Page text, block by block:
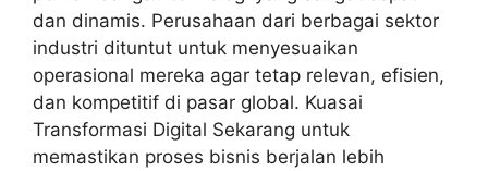
dan dinamis. Perusahaan dari berbagai sektor
industri dituntut untuk menyesuaikan
operasional mereka agar tetap relevan, efisien,
dan kompetitif di pasar global. Kuasai
Transformasi Digital Sekarang untuk
memastikan proses bisnis berjalan lebih